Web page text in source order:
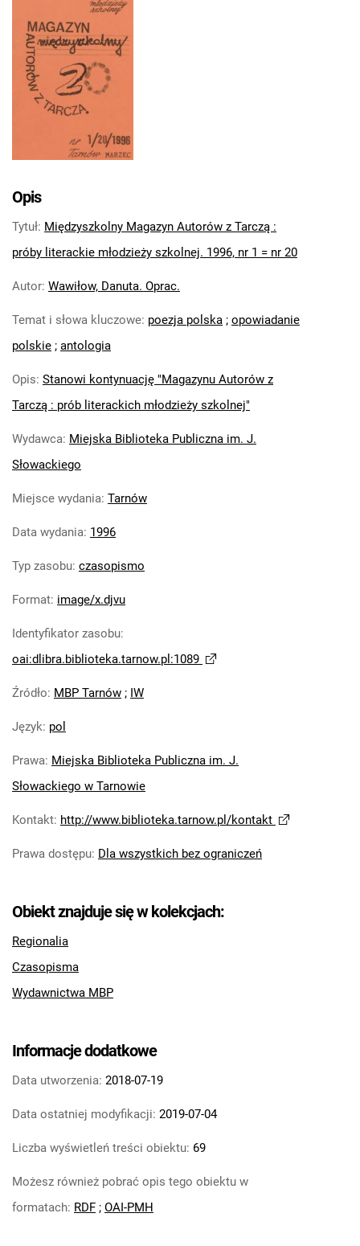
Opis
Tytuł: Międzyszkolny Magazyn Autorów z Tarczą :
próby literackie młodzieży szkolnej. 1996, nr 1 = nr 20
Autor: Wawiłow, Danuta. Oprac.
Temat i słowa kluczowe: poezja polska ; opowiadanie
polskie ; antologia
Opis: Stanowi kontynuację "Magazynu Autorów z
Tarczą : prób literackich młodzieży szkolnej"
Wydawca: Miejska Biblioteka Publiczna im. J.
Słowackiego
Miejsce wydania: Tarnów
Data wydania: 1996
Typ zasobu: czasopismo
Format: image/x.djvu
Identyfikator zasobu:
oai:dlibra.biblioteka.tarnow.pl:1089
Źródło: MBP Tarnów ; IW
Język: pol
Prawa: Miejska Biblioteka Publiczna im. J.
Słowackiego w Tarnowie
Kontakt: http://www.biblioteka.tarnow.pl/kontakt
Prawa dostępu: Dla wszystkich bez ograniczeń
Obiekt znajduje się w kolekcjach:
Regionalia
Czasopisma
Wydawnictwa MBP
Informacje dodatkowe
Data utworzenia: 2018-07-19
Data ostatniej modyfikacji: 2019-07-04
Liczba wyświetleń treści obiektu: 69
Możesz również pobrać opis tego obiektu w
formatach: RDF ; OAI-PMH